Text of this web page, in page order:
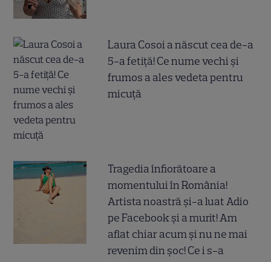
Laura Cosoi a născut cea de-a
5-a fetiță! Ce nume vechi și
frumos a ales vedeta pentru
micuță
Tragedia înfiorătoare a
momentului în România!
Artista noastră și-a luat Adio
pe Facebook și a murit! Am
aflat chiar acum și nu ne mai
revenim din șoc! Ce i s-a